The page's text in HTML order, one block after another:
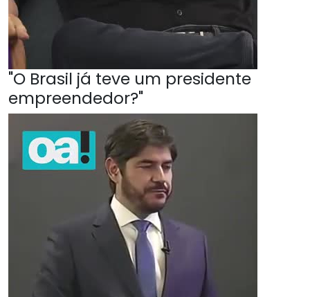
"O Brasil já teve um presidente
empreendedor?"